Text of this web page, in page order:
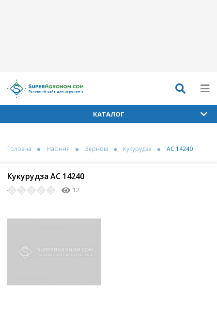
КАТАЛОГ
Головна Насіння Зернові Кукурудза АС 14240
Кукурудза АС 14240
12